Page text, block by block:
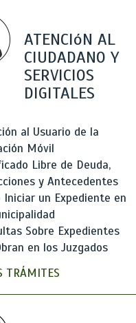
ATENCIóN AL
CIUDADANO Y
SERVICIOS
DIGITALES
al Usuario de la
Móvil
Libre de Deuda,
y Antecedentes
Iniciar un Expediente en
Sobre Expedientes
en los Juzgados
TRÁMITES